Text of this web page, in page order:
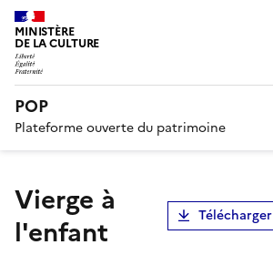
MINISTÈRE
DE LA CULTURE
POP
Plateforme ouverte du patrimoine
Vierge à
l'enfant
Télécharger